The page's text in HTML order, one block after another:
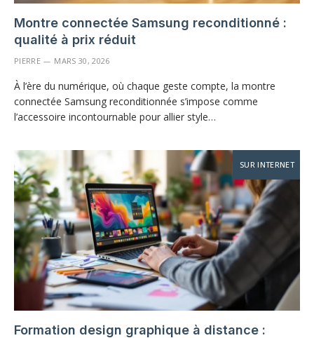
Montre connectée Samsung reconditionné :
qualité à prix réduit
PIERRE MARS 30, 2026
À l’ère du numérique, où chaque geste compte, la montre
connectée Samsung reconditionnée s’impose comme
l’accessoire incontournable pour allier style…
SUR INTERNET
Formation design graphique à distance :